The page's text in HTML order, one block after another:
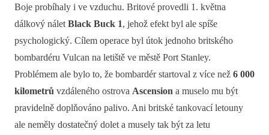
Boje probíhaly i ve vzduchu. Britové provedli 1. května
dálkový nálet Black Buck 1, jehož efekt byl ale spíše
psychologický. Cílem operace byl útok jednoho britského
bombardéru Vulcan na letiště ve městě Port Stanley.
Problémem ale bylo to, že bombardér startoval z více než 6 000
kilometrů vzdáleného ostrova Ascension a muselo mu být
pravidelně doplňováno palivo. Ani britské tankovací letouny
ale neměly dostatečný dolet a musely tak být za letu